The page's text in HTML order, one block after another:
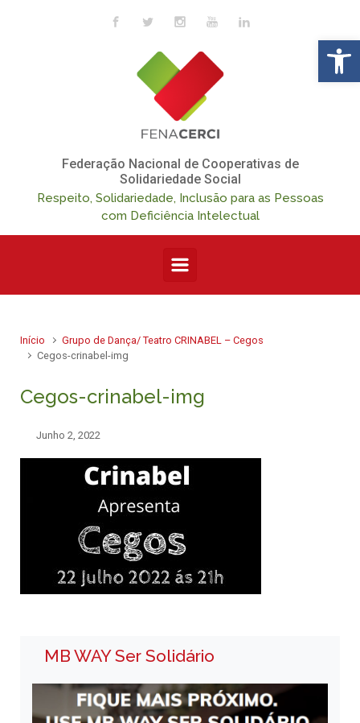
Skip to main content
Federação Nacional de Cooperativas de
Solidariedade Social
Respeito, Solidariedade, Inclusão para as Pessoas
com Deficiência Intelectual
Início
Grupo de Dança/ Teatro CRINABEL – Cegos
Cegos-crinabel-img
Cegos-crinabel-img
Junho 2, 2022
MB WAY Ser Solidário